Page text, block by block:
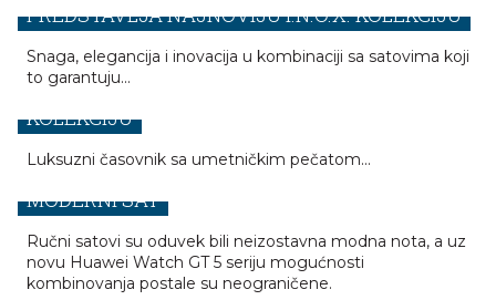
PREDSTAVLJA NAJNOVIJU I.N.O.X. KOLEKCIJU
Snaga, elegancija i inovacija u kombinaciji sa satovima koji
to garantuju...
FRANCK MULLER PREDSTAVLJA NOVU
VANGUARD™ LOES VAN DELFT SKULL
KOLEKCIJU
Luksuzni časovnik sa umetničkim pečatom...
OD SPORTSKIH AKTIVNOSTI DO POSLOVNIH
SASTANAKA – BUDITE UVEK U STILU UZ OVAJ
MODERNI SAT
Ručni satovi su oduvek bili neizostavna modna nota, a uz
novu Huawei Watch GT 5 seriju mogućnosti
kombinovanja postale su neograničene.